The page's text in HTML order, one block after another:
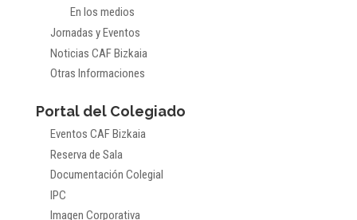
En los medios
Jornadas y Eventos
Noticias CAF Bizkaia
Otras Informaciones
Portal del Colegiado
Eventos CAF Bizkaia
Reserva de Sala
Documentación Colegial
IPC
Imagen Corporativa